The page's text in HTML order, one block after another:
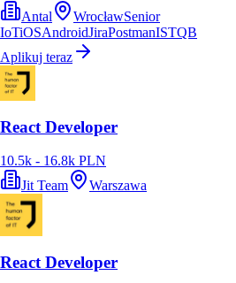
Antal
WrocławSenior
IoTiOSAndroidJiraPostmanISTQB
Aplikuj teraz
React Developer
10.5k - 16.8k PLN
Jit Team
Warszawa
React Developer